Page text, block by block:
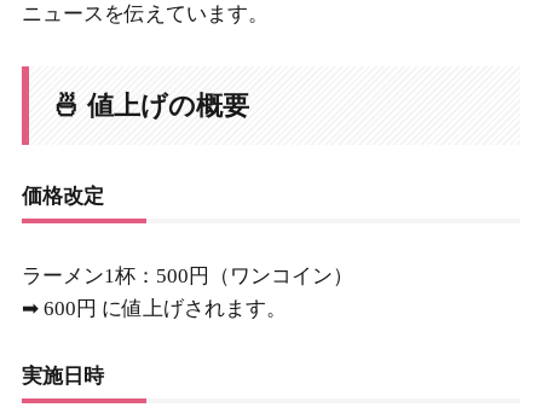
ニュースを伝えています。
🍜 値上げの概要
価格改定
ラーメン1杯：500円（ワンコイン）
➡ 600円 に値上げされます。
実施日時